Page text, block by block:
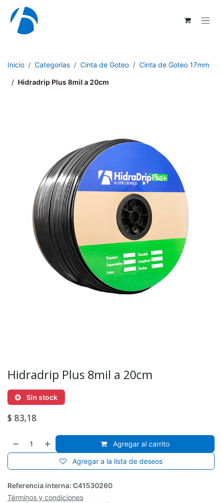
Ir al contenido
Inicio Categorías Cinta de Goteo Cinta de Goteo 17mm
Hidradrip Plus 8mil a 20cm
Hidradrip Plus 8mil a 20cm
Sin stock
$ 83,18
Agregar al carrito
Agregar a la lista de deseos
Referencia interna: C41530260
Términos y condiciones